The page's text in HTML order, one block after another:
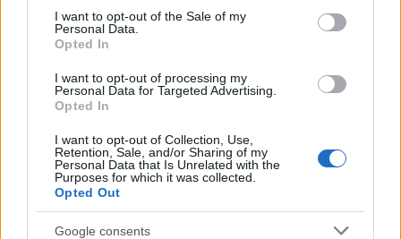
consent section.
I want to opt-out of the Sale of my
Personal Data.
Opted In
I want to opt-out of processing my
Personal Data for Targeted Advertising.
Opted In
I want to opt-out of Collection, Use,
Retention, Sale, and/or Sharing of my
Personal Data that Is Unrelated with the
Purposes for which it was collected.
Opted Out
Google consents
Az aktuális oktatási trendeknek megfelelően egyre
kiterjeszteni tevékenységét az internetre is. Ettől
egyrészről több diákot és reklámot, másrészről
tananyagok már egy ideje elérhetőek, az MIT…